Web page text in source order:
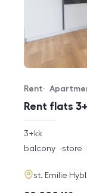
Rent flats
Offer type
Rent
Property type
rozměry
3+kk
funkce
balcony store
adresa
st. Emilie